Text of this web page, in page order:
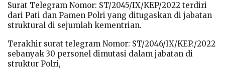
Surat Telegram Nomor: ST/2045/IX/KEP/2022 terdiri
dari Pati dan Pamen Polri yang ditugaskan di jabatan
struktural di sejumlah kementrian.
Terakhir surat telegram Nomor: ST/2046/IX/KEP./2022
sebanyak 30 personel dimutasi dalam jabatan di
struktur Polri,